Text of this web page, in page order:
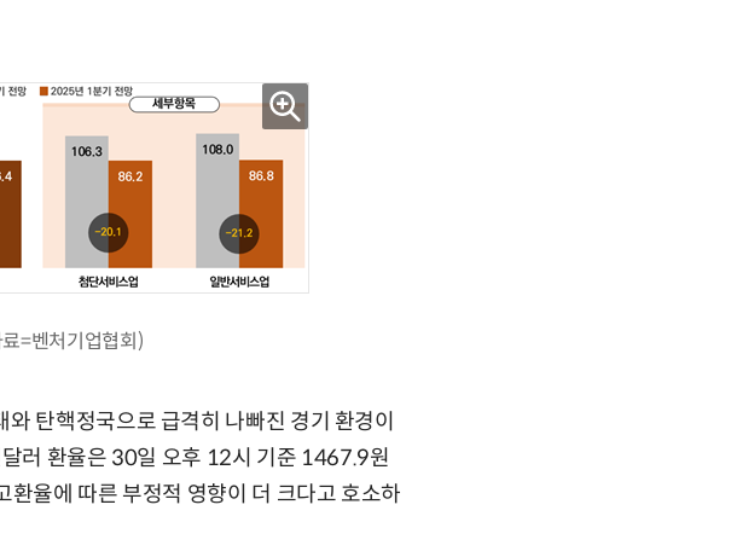
=벤처기업협회)
탄핵정국으로 급격히 나빠진 경기 환경이
러 환율은 30일 오후 12시 기준 1467.9원
율에 따른 부정적 영향이 더 크다고 호소하